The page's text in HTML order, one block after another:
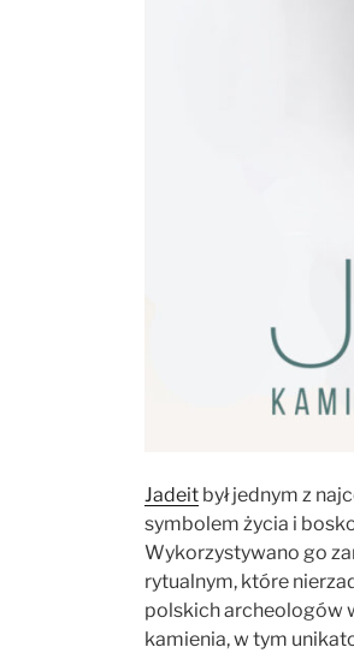
Jadeit był jednym z
symbolem życia i
Wykorzystywano go
rytualnym, które
polskich archeologów
kamienia, w tym